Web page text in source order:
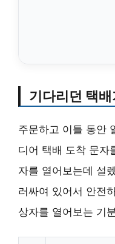
기다리던 택
주문하고 이틀 동안
디어 택배 도착 문자
자를 열어보는데 설
러싸여 있어서 안전
상자를 열어보는 기